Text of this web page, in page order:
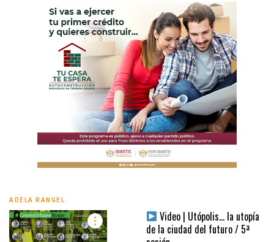
ADELA RANGEL
Video | Utópolis… la utopía
de la ciudad del futuro / 5ª